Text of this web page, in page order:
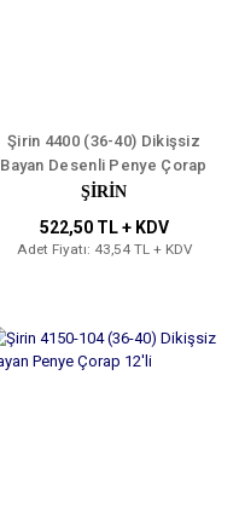
Şirin 4400 (36-40) Dikişsiz
Bayan Desenli Penye Çorap
12'li
ŞİRİN
522,50 TL + KDV
Adet Fiyatı: 43,54 TL + KDV